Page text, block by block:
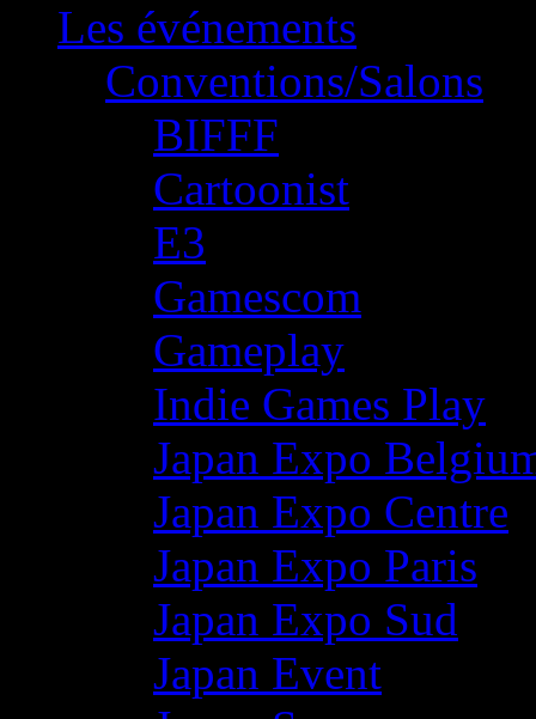
Les événements
Conventions/Salons
BIFFF
Cartoonist
E3
Gamescom
Gameplay
Indie Games Play
Japan Expo
Japan Expo Centre
Japan Expo Paris
Japan Expo Sud
Japan Event